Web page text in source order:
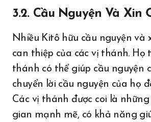
3.2. Cầu Nguyện Và Xin
Nhiều Kitô hữu cầu nguyện và
can thiệp của các vị thánh. Họ
thánh có thể giúp cầu nguyện
chuyển lời cầu nguyện của họ
Các vị thánh được coi là
gian mạnh mẽ, có khả năng